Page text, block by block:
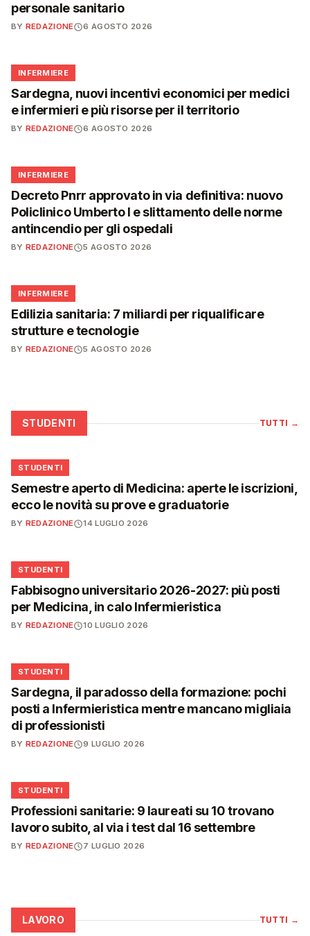
personale sanitario
BY REDAZIONE 6 AGOSTO 2026
🩺
INFERMIERE
Sardegna, nuovi incentivi economici per medici
e infermieri e più risorse per il territorio
BY REDAZIONE 6 AGOSTO 2026
🩺
INFERMIERE
Decreto Pnrr approvato in via definitiva: nuovo
Policlinico Umberto I e slittamento delle norme
antincendio per gli ospedali
BY REDAZIONE 5 AGOSTO 2026
🩺
INFERMIERE
Edilizia sanitaria: 7 miliardi per riqualificare
strutture e tecnologie
BY REDAZIONE 5 AGOSTO 2026
STUDENTI TUTTI →
🎓
STUDENTI
Semestre aperto di Medicina: aperte le iscrizioni,
ecco le novità su prove e graduatorie
BY REDAZIONE 14 LUGLIO 2026
🎓
STUDENTI
Fabbisogno universitario 2026-2027: più posti
per Medicina, in calo Infermieristica
BY REDAZIONE 10 LUGLIO 2026
🎓
STUDENTI
Sardegna, il paradosso della formazione: pochi
posti a Infermieristica mentre mancano migliaia
di professionisti
BY REDAZIONE 9 LUGLIO 2026
🎓
STUDENTI
Professioni sanitarie: 9 laureati su 10 trovano
lavoro subito, al via i test dal 16 settembre
BY REDAZIONE 7 LUGLIO 2026
LAVORO TUTTI →